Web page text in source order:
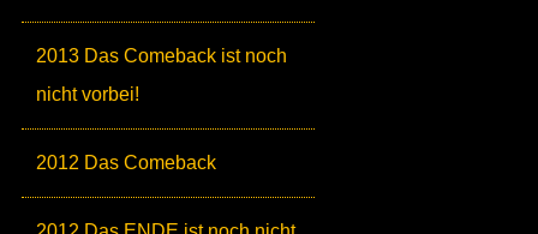
2013 Das Comeback ist noch
nicht vorbei!
2012 Das Comeback